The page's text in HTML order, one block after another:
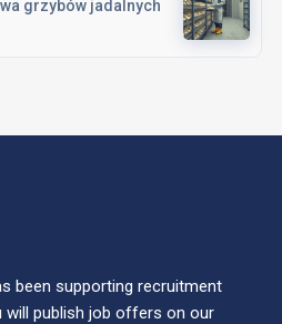
grzybów jadalnych
been supporting recruitment
will publish job offers on our